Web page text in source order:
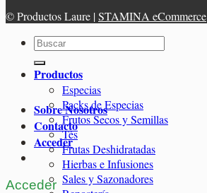
© Productos Laure |STAMINA eCommerce
Buscar
por:
Productos
Especias
Packs de Especias
Frutos Secos y Semillas
Tés
Frutas Deshidratadas
Hierbas e Infusiones
Sales y Sazonadores
Sobre Nosotros
Contacto
Acceder
Acceder